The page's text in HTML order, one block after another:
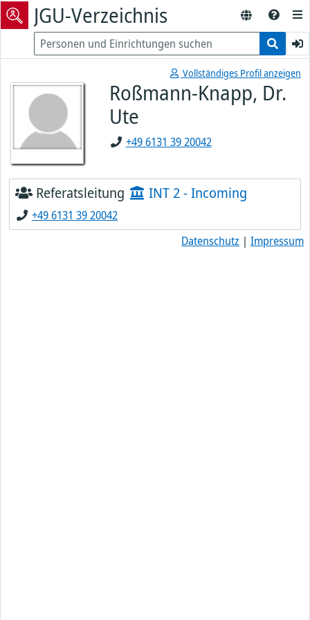
JGU-Verzeichnis
Vollständiges Profil anzeigen
Roßmann-Knapp, Dr.
Ute
+49 6131 39 20042
Referatsleitung INT 2 - Incoming
+49 6131 39 20042
Datenschutz | Impressum